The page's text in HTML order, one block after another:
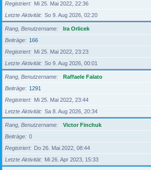
Registriert
Mi 25. Mai 2022, 22:36
Letzte Aktivität
So 9. Aug 2026, 02:20
Rang, Benutzername
Ira Orlicek
Beiträge
166
Registriert
Mi 25. Mai 2022, 23:23
Letzte Aktivität
So 9. Aug 2026, 00:01
Rang, Benutzername
Raffaele Falato
Beiträge
1291
Registriert
Mi 25. Mai 2022, 23:44
Letzte Aktivität
Sa 8. Aug 2026, 20:34
Rang, Benutzername
Victor Finchuk
Beiträge
0
Registriert
Do 26. Mai 2022, 08:44
Letzte Aktivität
Mi 26. Apr 2023, 15:33